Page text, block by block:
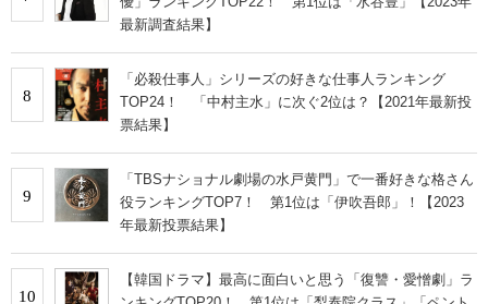
最新調査結果】
8
「必殺仕事人」シリーズの好きな仕事人ランキング
TOP24！ 「中村主水」に次ぐ2位は？【2021年最新投
票結果】
9
「TBSナショナル劇場の水戸黄門」で一番好きな格さん
役ランキングTOP7！ 第1位は「伊吹吾郎」！【2023
年最新投票結果】
10
【韓国ドラマ】最高に面白いと思う「復讐・愛憎劇」ラ